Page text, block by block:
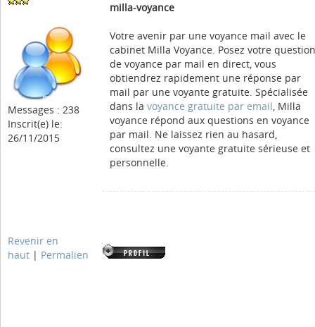
Messages : 238
Inscrit(e) le:
26/11/2015
milla-voyance
Votre avenir par une voyance mail avec le
cabinet Milla Voyance. Posez votre question
de voyance par mail en direct, vous
obtiendrez rapidement une réponse par
mail par une voyante gratuite. Spécialisée
dans la voyance gratuite par email, Milla
voyance répond aux questions en voyance
par mail. Ne laissez rien au hasard,
consultez une voyante gratuite sérieuse et
personnelle.
Revenir en
haut | Permalien